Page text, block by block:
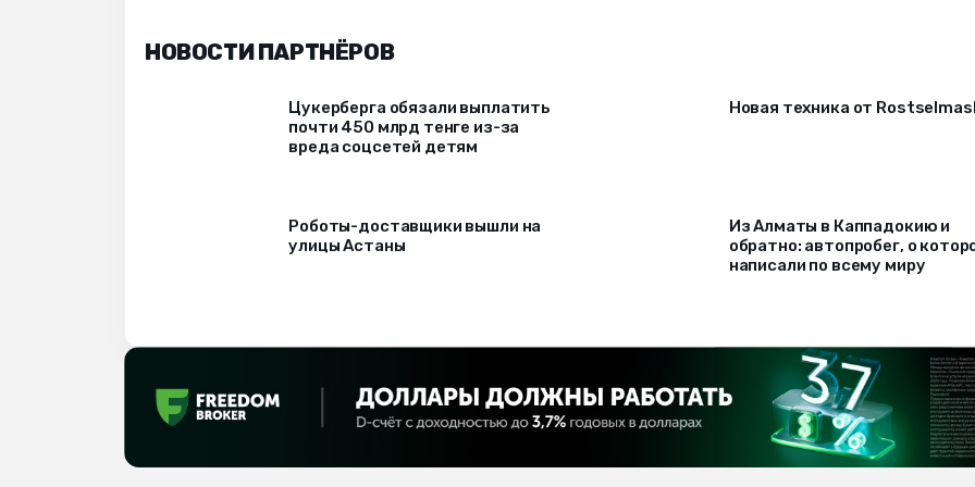
НОВОСТИ ПАРТНЁРОВ
Цукерберга обязали выплатить
почти 450 млрд тенге из-за
вреда соцсетей детям
Новая техника от
Роботы-доставщики вышли на
улицы Астаны
Из Алматы в Каппадокию и
обратно: автопробег, о
написали по всему миру